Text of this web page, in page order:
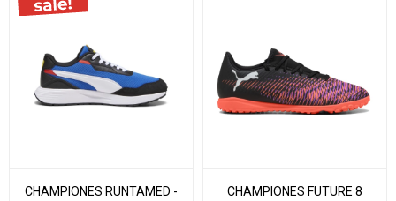
CHAMPIONES RUNTAMED -
CHAMPIONES FUTURE 8